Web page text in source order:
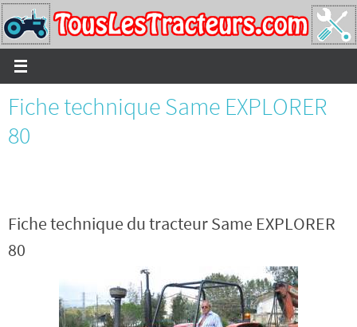
Passer
vers
le
contenu
Fiche technique Same EXPLORER
80
Fiche technique du tracteur Same EXPLORER
80